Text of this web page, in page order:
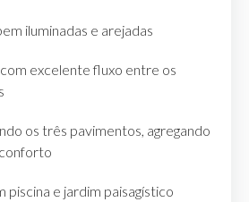
iluminadas e arejadas
excelente fluxo entre os
os três pavimentos, agregando
piscina e jardim paisagístico